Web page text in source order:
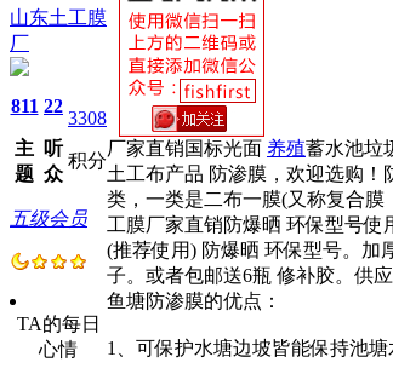
山东土工膜
厂
811
主
题
22
听
众
3308
积分
五级会员
TA的每日
心情
厂家直销国标光面 养殖蓄水池垃
土工布产品 防渗膜，欢迎选购！
类，一类是二布一膜(又称复合膜
工膜厂家直销防爆晒 环保型号
(推荐使用) 防爆晒 环保型号。加
子。或者包邮送6瓶 修补胶。供应
鱼塘防渗膜的优点：
1、可保护水塘边坡皆能保持池塘